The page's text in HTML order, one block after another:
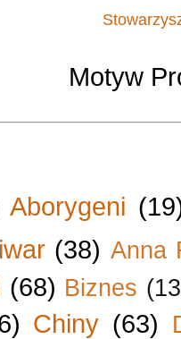
Motyw
Aborygeni
(38) Anna
(68) Biznes
Chiny (63)